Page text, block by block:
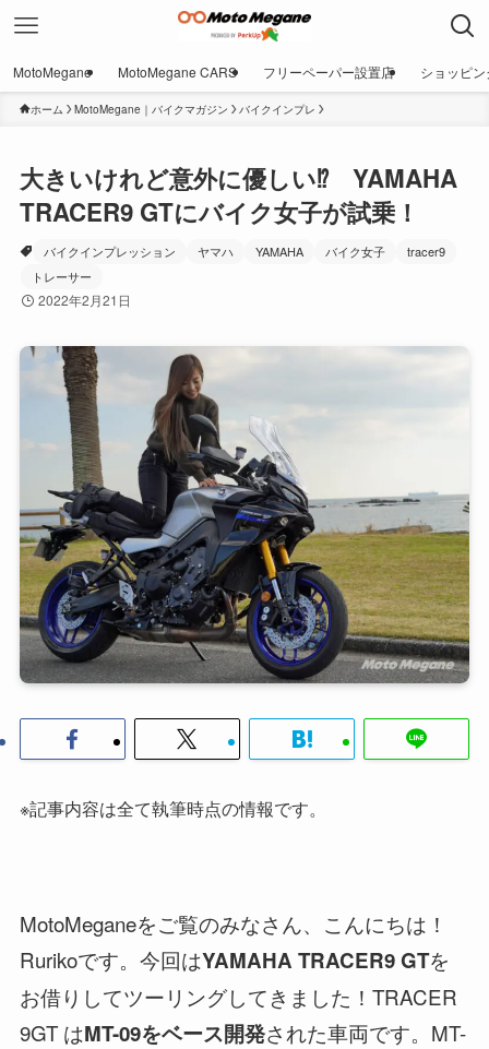
MotoMegane MotoMegane CARS フリーペーパー設置店 ショッピン
ホーム MotoMegane｜バイクマガジン バイクインプレ
大きいけれど意外に優しい⁉︎ YAMAHA
TRACER9 GTにバイク女子が試乗！
バイクインプレッション ヤマハ YAMAHA バイク女子
tracer9
トレーサー
2022年2月21日
※記事内容は全て執筆時点の情報です。
MotoMeganeをご覧のみなさん、こんにちは！
Rurikoです。今回はYAMAHA TRACER9 GTを
お借りしてツーリングしてきました！TRACER
9GT はMT-09をベース開発された車両です。MT-